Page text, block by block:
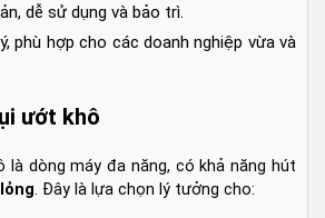
dễ sử dụng và bảo trì.
phù hợp cho các doanh nghiệp vừa và
ướt khô
là dòng máy đa năng, có khả năng hút
. Đây là lựa chọn lý tưởng cho: